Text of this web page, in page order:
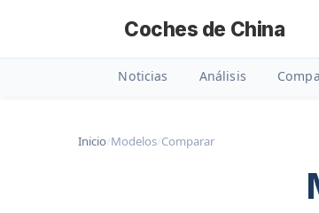
Coches de China
Noticias Análisis
Inicio/Modelos/Comparar